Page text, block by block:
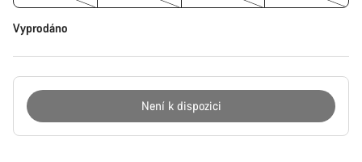
Vyprodáno
Není k dispozici